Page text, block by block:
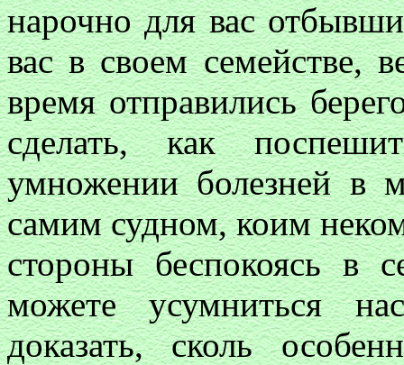
нарочно для вас
вас в своем семействе,
время отправились
сделать, как
умножении болезней в
самим судном, коим
стороны беспокоясь в
можете усумниться
доказать, сколь